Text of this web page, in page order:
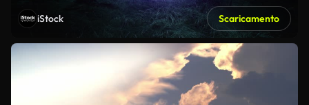
iStock Scaricamento